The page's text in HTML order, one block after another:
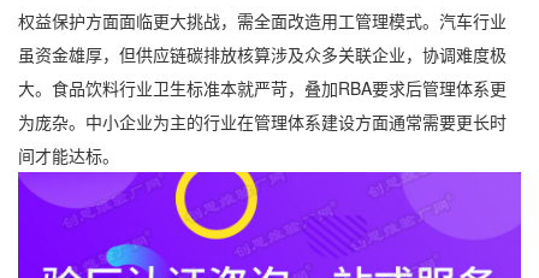
权益保护方面面临更大挑战，需全面改造用工管理模式。汽车行业
虽资金雄厚，但供应链碳排放核算涉及众多关联企业，协调难度极
大。食品饮料行业卫生标准本就严苛，叠加RBA要求后管理体系更
为庞杂。中小企业为主的行业在管理体系建设方面通常需要更长时
间才能达标。